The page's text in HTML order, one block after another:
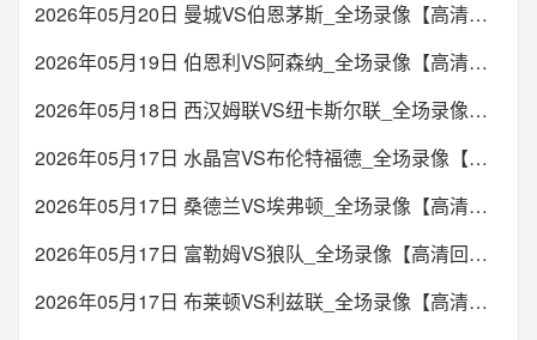
2026年05月20日 曼城VS伯恩茅斯_全场录像【高清回放】
2026年05月19日 伯恩利VS阿森纳_全场录像【高清回放】
2026年05月18日 西汉姆联VS纽卡斯尔联_全场录像【高清回放】
2026年05月17日 水晶宫VS布伦特福德_全场录像【高清回放】
2026年05月17日 桑德兰VS埃弗顿_全场录像【高清回放】
2026年05月17日 富勒姆VS狼队_全场录像【高清回放】
2026年05月17日 布莱顿VS利兹联_全场录像【高清回放】